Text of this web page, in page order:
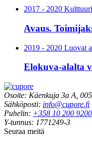
2017 - 2020
Avaus.
2019 - 2020 Luovat
Elokuva-alalta
Osoite: Käenkuja 3a A,
Sähköposti: info@cupore.fi
Puhelin: +358 10 200 9200
Y-tunnus: 1771249-3
Seuraa meitä